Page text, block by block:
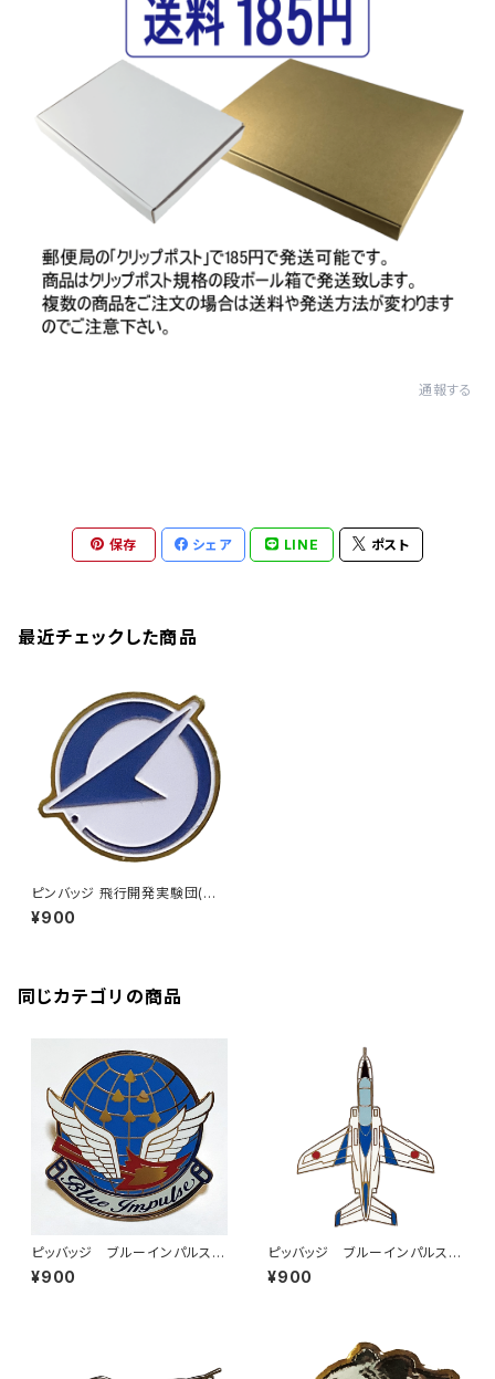
通報する
保存 シェア LINE ポスト
最近チェックした商品
ピンバッジ 飛行開発実験団(岐
阜基地)
¥900
同じカテゴリの商品
ピッバッジ ブルーインパルス
(エンブレム)
¥900
ピッバッジ ブルーインパルス
(上向き)
¥900